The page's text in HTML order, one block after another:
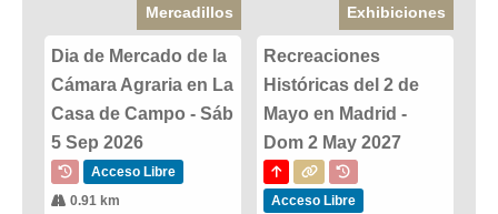
Mercadillos
Dia de Mercado de la
Cámara Agraria en La
Casa de Campo - Sáb
5 Sep 2026
Acceso Libre
0.91 km
Exhibiciones
Recreaciones
Históricas del 2 de
Mayo en Madrid -
Dom 2 May 2027
Acceso Libre